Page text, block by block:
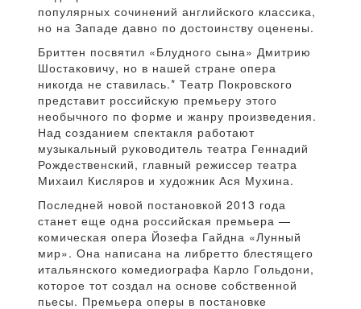
популярных сочинений английского классика,
но на Западе давно по достоинству оценены.
Бриттен посвятил «Блудного сына» Дмитрию
Шостаковичу, но в нашей стране опера
никогда не ставилась.* Театр Покровского
представит российскую премьеру этого
необычного по форме и жанру произведения.
Над созданием спектакля работают
музыкальный руководитель театра Геннадий
Рождественский, главный режиссер театра
Михаил Кисляров и художник Ася Мухина.
Последней новой постановкой 2013 года
станет еще одна российская премьера —
комическая опера Йозефа Гайдна «Лунный
мир». Она написана на либретто блестящего
итальянского комедиографа Карло Гольдони,
которое тот создал на основе собственной
пьесы. Премьера оперы в постановке